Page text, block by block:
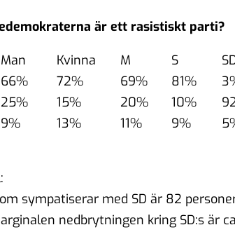
är ett rasistiskt parti?
Man Kvinna M S
66% 72% 69% 81%
25% 15% 20% 10%
9% 13% 11% 9%
sympatiserar med SD är 82
nedbrytningen kring SD:s är